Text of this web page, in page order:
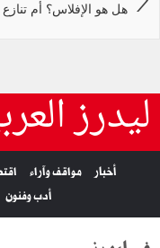
هل هو الإفلاس؟ أم
ليدرز
أخبار مواقف وآراء
أدب وفنون